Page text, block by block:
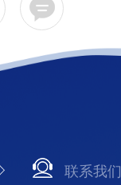
联系我们